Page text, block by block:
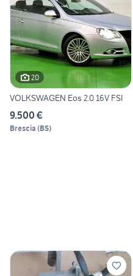
20
VOLKSWAGEN Eos 2.0 16V FSI
9.500 €
Brescia (BS)